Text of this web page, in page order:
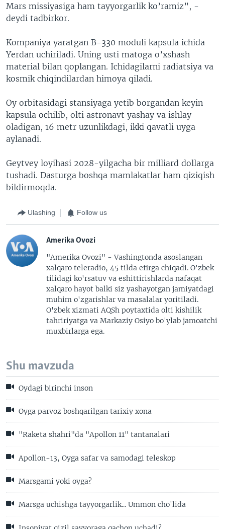
Mars missiyasiga ham tayyorgarlik ko’ramiz”, -
deydi tadbirkor.
Kompaniya yaratgan B-330 moduli kapsula ichida
Yerdan uchiriladi. Uning usti matoga o’xshash
material bilan qoplangan. Ichidagilarni radiatsiya va
kosmik chiqindilardan himoya qiladi.
Oy orbitasidagi stansiyaga yetib borgandan keyin
kapsula ochilib, olti astronavt yashay va ishlay
oladigan, 16 metr uzunlikdagi, ikki qavatli uyga
aylanadi.
Geytvey loyihasi 2028-yilgacha bir milliard dollarga
tushadi. Dasturga boshqa mamlakatlar ham qiziqish
bildirmoqda.
Ulashing Follow us
Amerika Ovozi
"Amerika Ovozi" - Vashingtonda asoslangan
xalqaro teleradio, 45 tilda efirga chiqadi. O'zbek
tilidagi ko'rsatuv va eshittirishlarda nafaqat
xalqaro hayot balki siz yashayotgan jamiyatdagi
muhim o'zgarishlar va masalalar yoritiladi.
O'zbek xizmati AQSh poytaxtida olti kishilik
tahririyatga va Markaziy Osiyo bo'ylab jamoatchi
muxbirlarga ega.
Shu mavzuda
Oydagi birinchi inson
Oyga parvoz boshqarilgan tarixiy xona
"Raketa shahri"da "Apollon 11" tantanalari
Apollon-13, Oyga safar va samodagi teleskop
Marsgami yoki oyga?
Marsga uchishga tayyorgarlik... Ummon cho'lida